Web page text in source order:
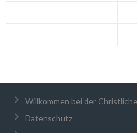
Willkommen bei der
Datenschutz